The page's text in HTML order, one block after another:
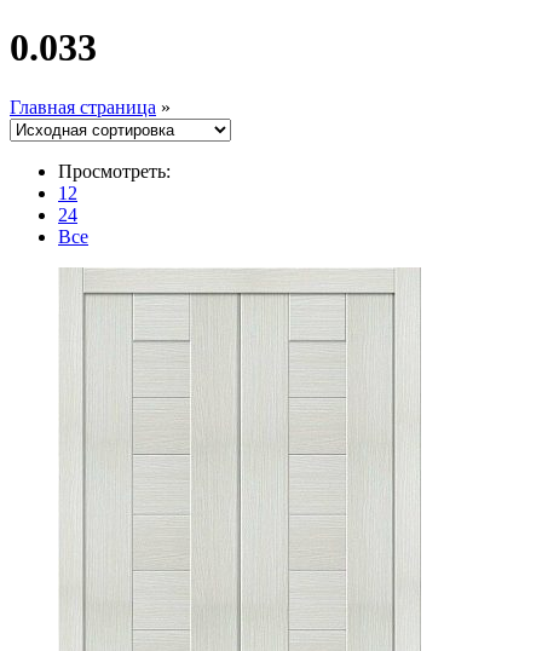
0.033
Главная страница »
Просмотреть:
12
24
Все